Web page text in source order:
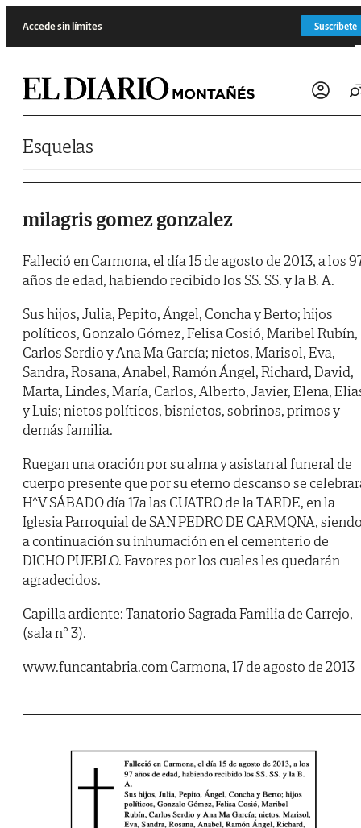
Accede sin límites Suscríbete
Esquelas
milagris gomez gonzalez
Falleció en Carmona, el día 15 de agosto de 2013, a los
años de edad, habiendo recibido los SS. SS. y la B. A.
Sus hijos, Julia, Pepito, Ángel, Concha y Berto; hijos
políticos, Gonzalo Gómez, Felisa Cosió, Maribel Rubín,
Carlos Serdio y Ana Ma García; nietos, Marisol, Eva,
Sandra, Rosana, Anabel, Ramón Ángel, Richard, David,
Marta, Lindes, María, Carlos, Alberto, Javier, Elena,
y Luis; nietos políticos, bisnietos, sobrinos, primos y
demás familia.
Ruegan una oración por su alma y asistan al funeral de
cuerpo presente que por su eterno descanso se
H^V SÁBADO día 17a las CUATRO de la TARDE, en la
Iglesia Parroquial de SAN PEDRO DE CARMQNA,
a continuación su inhumación en el cementerio de
DICHO PUEBLO. Favores por los cuales les quedarán
agradecidos.
Capilla ardiente: Tanatorio Sagrada Familia de Carrejo,
(sala n° 3).
www.funcantabria.com Carmona, 17 de agosto de 2013